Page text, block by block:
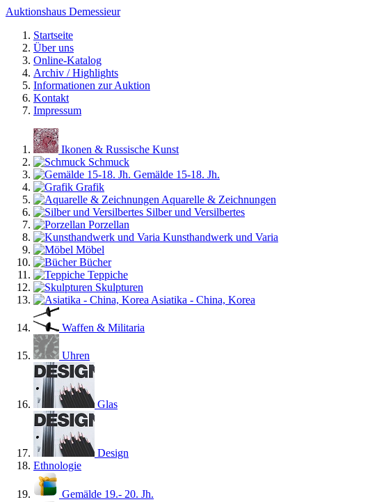
Auktionshaus Demessieur
Startseite
Über uns
Online-Katalog
Archiv / Highlights
Informationen zur Auktion
Kontakt
Impressum
Ikonen & Russische Kunst
Schmuck
Gemälde 15-18. Jh.
Grafik
Aquarelle & Zeichnungen
Silber und Versilbertes
Porzellan
Kunsthandwerk und Varia
Möbel
Bücher
Teppiche
Skulpturen
Asiatika - China, Korea
Waffen & Militaria
Uhren
Glas
Design
Ethnologie
Gemälde 19.- 20. Jh.